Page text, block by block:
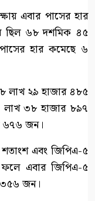
এবার পাসের হার
ছিল ৬৮ দশমিক ৪৫
হার কমেছে ৬
লাখ ২৯ হাজার ৪৮৫
লাখ ৩৮ হাজার ৮৯৭
৬৭৬ জন।
এবং জিপিএ-৫
এবার জিপিএ-৫
৩৫৬ জন।